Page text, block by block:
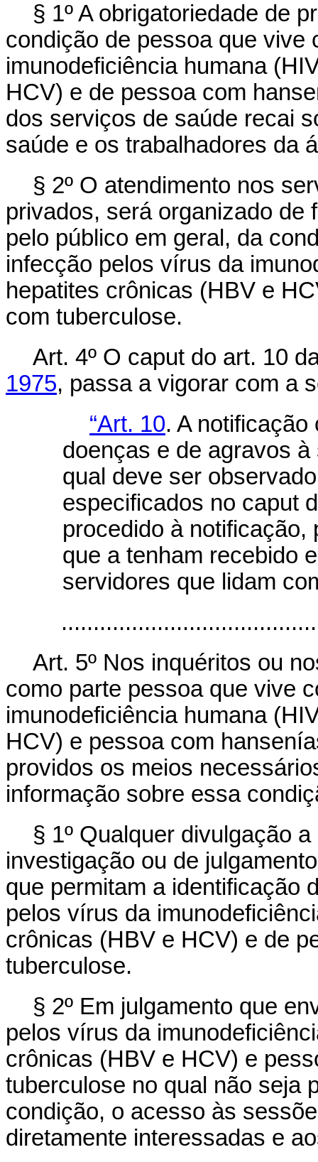
§ 1º A obrigatoriedade de
condição de pessoa que
imunodeficiência humana
HCV) e de pessoa com
dos serviços de saúde recai
saúde e os trabalhadores da
§ 2º O atendimento nos
privados, será organizado de
pelo público em geral, da
infecção pelos vírus da
hepatites crônicas (HBV e
com tuberculose.
Art. 4º O caput do art. 10
1975, passa a vigorar com a
“Art. 10. A
doenças e de agravos
qual deve ser
especificados no caput
procedido à
que a tenham recebido
servidores que lidam
Art. 5º Nos inquéritos ou
como parte pessoa que vive
imunodeficiência humana
HCV) e pessoa com
providos os meios
informação sobre essa
§ 1º Qualquer divulgação
investigação ou de
que permitam a identificação
pelos vírus da
crônicas (HBV e HCV) e de
tuberculose.
§ 2º Em julgamento que
pelos vírus da
crônicas (HBV e HCV) e
tuberculose no qual não seja
condição, o acesso às
diretamente interessadas e